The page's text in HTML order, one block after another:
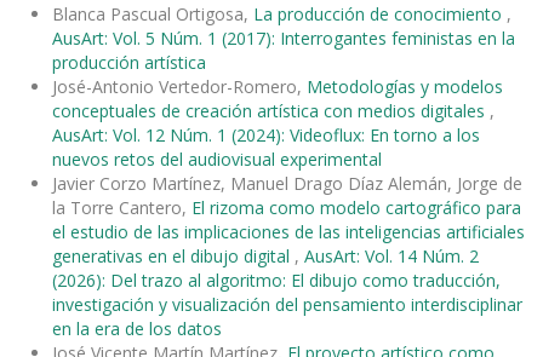
Blanca Pascual Ortigosa, La producción de conocimiento ,
AusArt: Vol. 5 Núm. 1 (2017): Interrogantes feministas en la
producción artística
José-Antonio Vertedor-Romero, Metodologías y modelos
conceptuales de creación artística con medios digitales ,
AusArt: Vol. 12 Núm. 1 (2024): Videoflux: En torno a los
nuevos retos del audiovisual experimental
Javier Corzo Martínez, Manuel Drago Díaz Alemán, Jorge de
la Torre Cantero, El rizoma como modelo cartográfico para
el estudio de las implicaciones de las inteligencias artificiales
generativas en el dibujo digital , AusArt: Vol. 14 Núm. 2
(2026): Del trazo al algoritmo: El dibujo como traducción,
investigación y visualización del pensamiento interdisciplinar
en la era de los datos